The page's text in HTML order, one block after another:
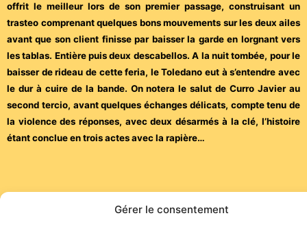
Gérer le consentement
offrit le meilleur lors de son premier passage, construisant un
trasteo comprenant quelques bons mouvements sur les deux ailes
avant que son client finisse par baisser la garde en lorgnant vers
les tablas. Entière puis deux descabellos. A la nuit tombée, pour le
baisser de rideau de cette feria, le Toledano eut à s’entendre avec
le dur à cuire de la bande. On notera le salut de Curro Javier au
second tercio, avant quelques échanges délicats, compte tenu de
la violence des réponses, avec deux désarmés à la clé, l’histoire
étant conclue en trois actes avec la rapière…